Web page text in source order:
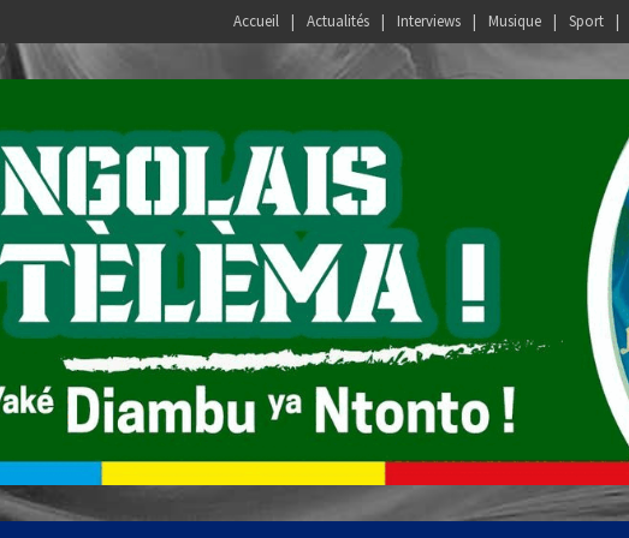
Accueil Actualités Interviews Musique Sport